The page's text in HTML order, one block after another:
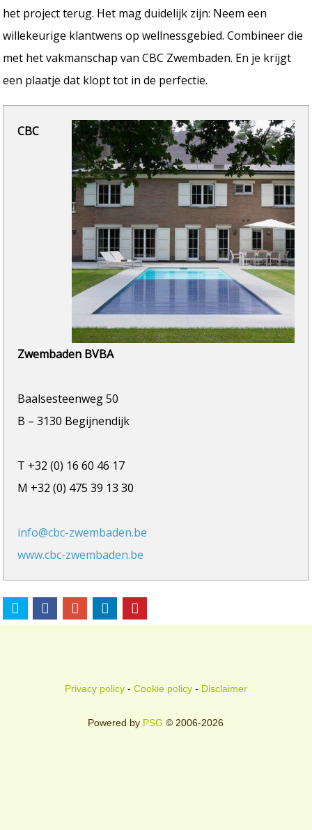
het project terug. Het mag duidelijk zijn: Neem een
willekeurige klantwens op wellnessgebied. Combineer die
met het vakmanschap van CBC Zwembaden. En je krijgt
een plaatje dat klopt tot in de perfectie.
CBC
Zwembaden BVBA
Baalsesteenweg 50
B – 3130 Begijnendijk
T +32 (0) 16 60 46 17
M +32 (0) 475 39 13 30
info@cbc-zwembaden.be
www.cbc-zwembaden.be
Privacy policy- Cookie policy- Disclaimer
Powered by PSG © 2006-2026